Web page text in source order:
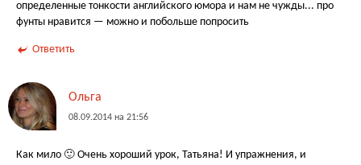
определенные тонкости английского юмора и нам не чужды... про
фунты нравится — можно и побольше попросить
Ответить
Ольга
08.09.2014 на 21:56
Как мило 🙂 Очень хороший урок, Татьяна! И упражнения, и